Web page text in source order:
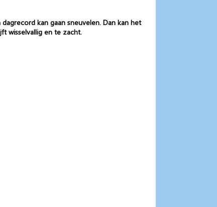
kan gaan sneuvelen. Dan kan het
wisselvallig en te zacht.